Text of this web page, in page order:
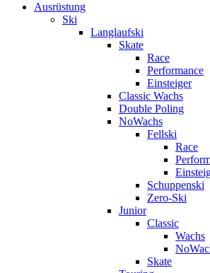
Ausrüstung
Ski
Langlaufski
Skate
Race
Performance
Einsteiger
Classic Wachs
Double Poling
NoWachs
Fellski
Race
Schuppenski
Zero-Ski
Junior
Classic
Wachs
Skate